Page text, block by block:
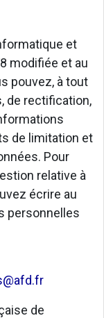
et
modifiée et au
pouvez, à tout
de rectification,
de limitation et
Pour
relative à
écrire au
personnelles
de